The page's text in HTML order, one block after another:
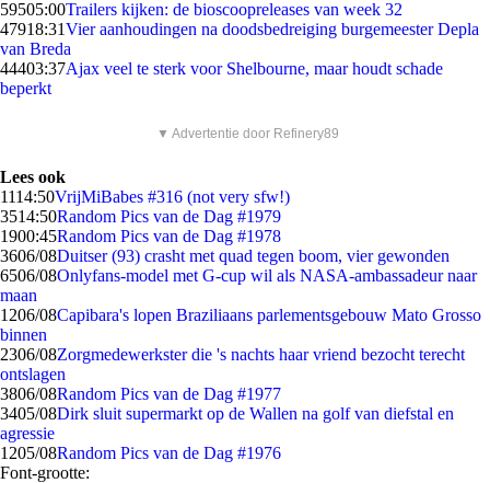
59505:00Trailers kijken: de bioscoopreleases van week 32
47918:31Vier aanhoudingen na doodsbedreiging burgemeester Depla
van Breda
44403:37Ajax veel te sterk voor Shelbourne, maar houdt schade
beperkt
▼ Advertentie door Refinery89
Lees ook
1114:50VrijMiBabes #316 (not very sfw!)
3514:50Random Pics van de Dag #1979
1900:45Random Pics van de Dag #1978
3606/08Duitser (93) crasht met quad tegen boom, vier gewonden
6506/08Onlyfans-model met G-cup wil als NASA-ambassadeur naar
maan
1206/08Capibara's lopen Braziliaans parlementsgebouw Mato Grosso
binnen
2306/08Zorgmedewerkster die 's nachts haar vriend bezocht terecht
ontslagen
3806/08Random Pics van de Dag #1977
3405/08Dirk sluit supermarkt op de Wallen na golf van diefstal en
agressie
1205/08Random Pics van de Dag #1976
Font-grootte: